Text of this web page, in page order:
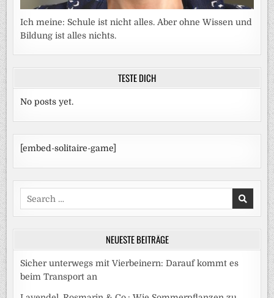
Ich meine: Schule ist nicht alles. Aber ohne Wissen und
Bildung ist alles nichts.
TESTE DICH
No posts yet.
[embed-solitaire-game]
Search
for:
NEUESTE BEITRÄGE
Sicher unterwegs mit Vierbeinern: Darauf kommt es
beim Transport an